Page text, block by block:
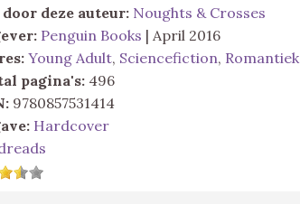
deze auteur: Noughts & Crosses
Penguin Books | April 2016
Young Adult, Sciencefiction, Romantiek
pagina's: 496
9780857531414
Hardcover